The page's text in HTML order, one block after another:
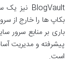
بکاپ ها را خارج از
باری بر منابع سرور
پیشرفته و مدیریت
است.